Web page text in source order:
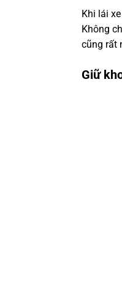
Khi lái
Không
cũng rất
Giữ